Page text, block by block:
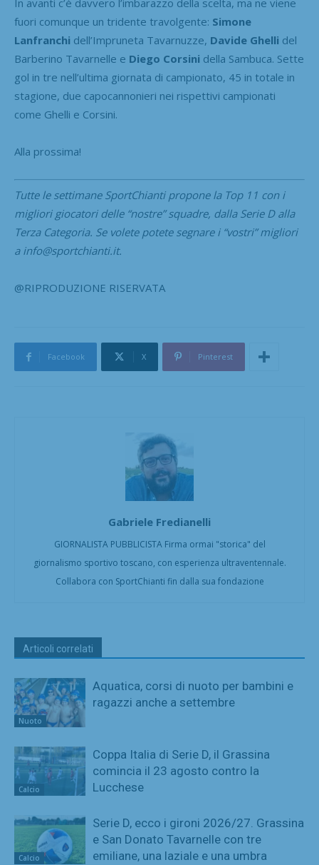
fuori comunque un tridente travolgente: Simone
Lanfranchi dell’Impruneta Tavarnuzze, Davide Ghelli del
Barberino Tavarnelle e Diego Corsini della Sambuca. Sette
gol in tre nell’ultima giornata di campionato, 45 in totale in
stagione, due capocannonieri nei rispettivi campionati
come Ghelli e Corsini.
Alla prossima!
Tutte le settimane SportChianti propone la Top 11 con i
migliori giocatori delle “nostre” squadre, dalla Serie D alla
Terza Categoria. Se volete potete segnare i “vostri” migliori
a info@sportchianti.it.
@RIPRODUZIONE RISERVATA
Facebook X Pinterest
Gabriele Fredianelli
GIORNALISTA PUBBLICISTA Firma ormai "storica" del
giornalismo sportivo toscano, con esperienza ultraventennale.
Collabora con SportChianti fin dalla sua fondazione
Articoli correlati
Nuoto
Aquatica, corsi di nuoto per bambini e
ragazzi anche a settembre
Calcio
Coppa Italia di Serie D, il Grassina
comincia il 23 agosto contro la
Lucchese
Calcio
Serie D, ecco i gironi 2026/27. Grassina
e San Donato Tavarnelle con tre
emiliane, una laziale e una umbra